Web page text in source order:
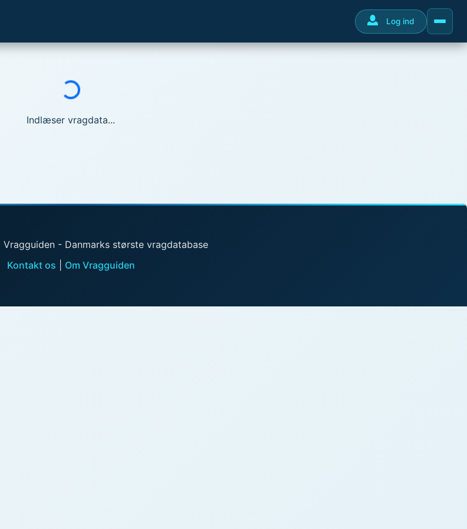
Log ind
Indlæser...
Indlæser vragdata...
- Danmarks største vragdatabase
Kontakt os
Om Vragguiden